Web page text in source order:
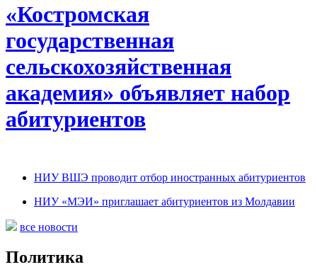
«Костромская
государственная
сельскохозяйственная
академия» объявляет набор
абитуриентов
НИУ ВШЭ проводит отбор иностранных абитуриентов
НИУ «МЭИ» приглашает абитуриентов из Молдавии
все новости
Политика